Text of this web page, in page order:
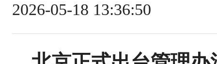
2026-05-18 13:36:50